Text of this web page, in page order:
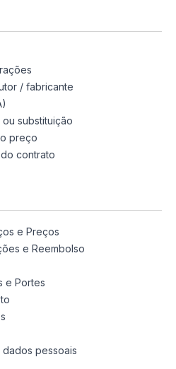
/ fabricante
substituição
preço
contrato
e Preços
e Reembolso
e Portes
pessoais